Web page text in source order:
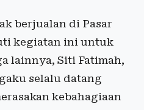
berjualan di Pasar
kegiatan ini untuk
lainnya, Siti Fatimah,
selalu datang
kebahagiaan